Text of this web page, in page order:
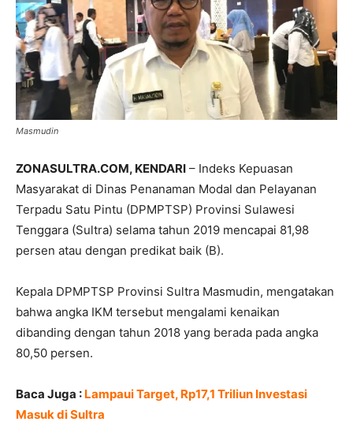
Masmudin
ZONASULTRA.COM, KENDARI – Indeks Kepuasan
Masyarakat di Dinas Penanaman Modal dan Pelayanan
Terpadu Satu Pintu (DPMPTSP) Provinsi Sulawesi
Tenggara (Sultra) selama tahun 2019 mencapai 81,98
persen atau dengan predikat baik (B).
Kepala DPMPTSP Provinsi Sultra Masmudin, mengatakan
bahwa angka IKM tersebut mengalami kenaikan
dibanding dengan tahun 2018 yang berada pada angka
80,50 persen.
Baca Juga : Lampaui Target, Rp17,1 Triliun Investasi
Masuk di Sultra